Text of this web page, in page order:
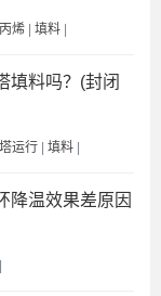
烯 | 填料 |
填料吗？(封闭
运行 | 填料 |
降温效果差原因
|